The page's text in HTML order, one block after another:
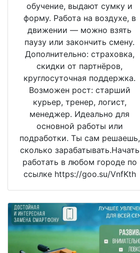
обучение, выдают сумку и
форму. Работа на воздухе, в
движении — можно взять
паузу или закончить смену.
Дополнительно: страховка,
скидки от партнёров,
круглосуточная поддержка.
Возможен рост: старший
курьер, тренер, логист,
менеджер. Идеально для
основной работы или
подработки. Ты сам решаешь,
сколько зарабатывать.Начать
работать в любом городе по
ссылке https://goo.su/VnfKth